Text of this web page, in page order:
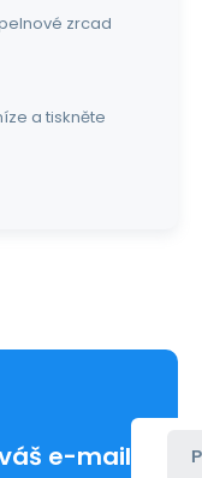
zrcad
a tiskněte
e-mail